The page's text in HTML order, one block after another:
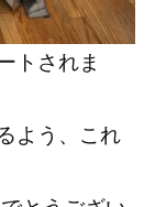
トされま
よう、これ